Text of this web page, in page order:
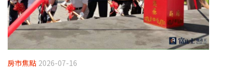
房市焦點 2026-07-16